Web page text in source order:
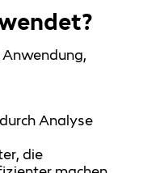
Anwendung,
Analyse
die